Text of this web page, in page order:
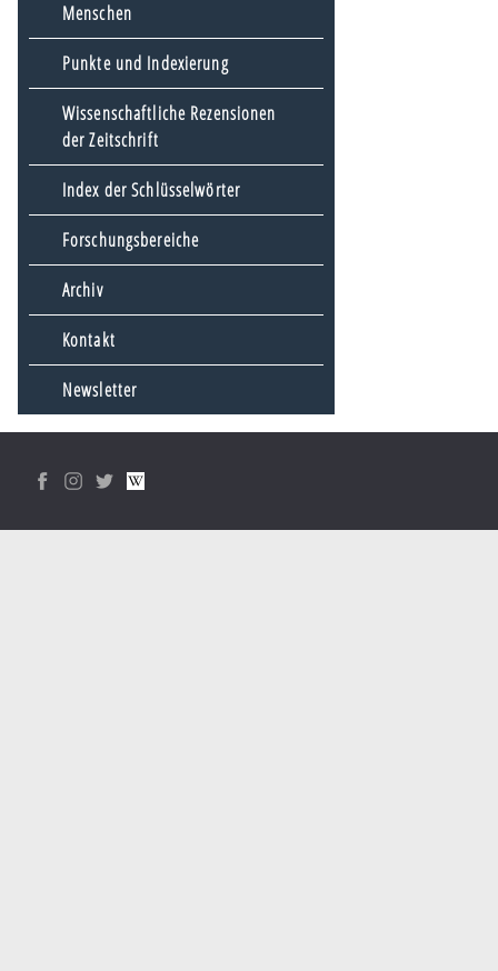
Menschen
Punkte und Indexierung
Wissenschaftliche Rezensionen
der Zeitschrift
Index der Schlüsselwörter
Forschungsbereiche
Archiv
Kontakt
Newsletter